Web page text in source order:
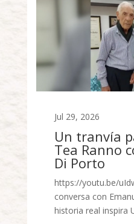
Jul 29, 2026
Un tranvía
Tea Ranno
Di Porto
https://youtu.be/
conversa con
historia real inspira